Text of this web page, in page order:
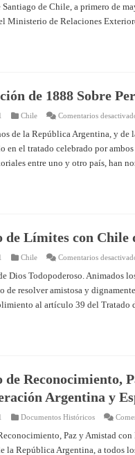
de Chile, a primero de
Ministerio de Relaciones
de 1888 Sobre
Chile Comentarios
de la República Argentina, y de
en el tratado celebrado por
entre uno y otro país, han
de Límites con Chile
Chile Comentarios
Dios Todopoderoso. Animados
de resolver amistosa y
al artículo 39 del Tratado
de Reconocimiento,
Argentina y
Documentos Históricos
Paz y Amistad
la República Argentina, a todos